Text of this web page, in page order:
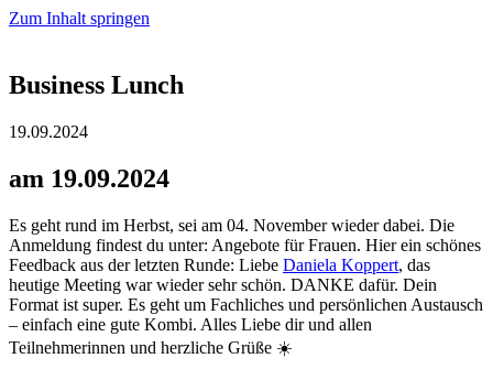
Zum Inhalt springen
Business Lunch
19.09.2024
am 19.09.2024
Es geht rund im Herbst, sei am 04. November wieder dabei. Die
Anmeldung findest du unter: Angebote für Frauen. Hier ein schönes
Feedback aus der letzten Runde: Liebe Daniela Koppert, das
heutige Meeting war wieder sehr schön. DANKE dafür. Dein
Format ist super. Es geht um Fachliches und persönlichen Austausch
– einfach eine gute Kombi. Alles Liebe dir und allen
Teilnehmerinnen und herzliche Grüße ☀️